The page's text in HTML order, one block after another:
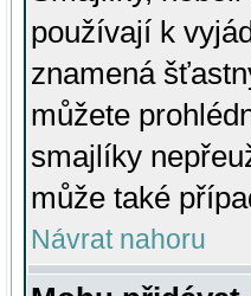
používají k
znamená
můžete
smajlíky
může také
Návrat nahoru